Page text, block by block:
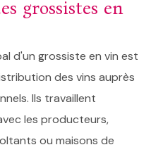
grossistes en
d'un grossiste en vin est
des vins auprès
Ils travaillent
les producteurs,
ou maisons de